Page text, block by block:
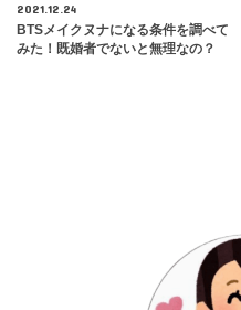
2021.12.24
BTSメイクヌナになる条件を調べて
みた！既婚者でないと無理なの？